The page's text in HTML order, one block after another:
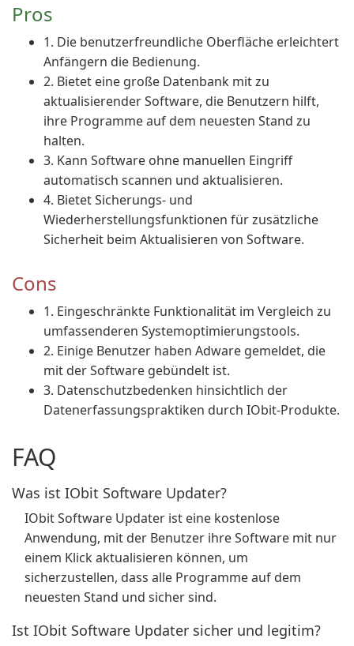
Pros
1. Die benutzerfreundliche Oberfläche erleichtert
Anfängern die Bedienung.
2. Bietet eine große Datenbank mit zu
aktualisierender Software, die Benutzern hilft,
ihre Programme auf dem neuesten Stand zu
halten.
3. Kann Software ohne manuellen Eingriff
automatisch scannen und aktualisieren.
4. Bietet Sicherungs- und
Wiederherstellungsfunktionen für zusätzliche
Sicherheit beim Aktualisieren von Software.
Cons
1. Eingeschränkte Funktionalität im Vergleich zu
umfassenderen Systemoptimierungstools.
2. Einige Benutzer haben Adware gemeldet, die
mit der Software gebündelt ist.
3. Datenschutzbedenken hinsichtlich der
Datenerfassungspraktiken durch IObit-Produkte.
FAQ
Was ist IObit Software Updater?
IObit Software Updater ist eine kostenlose
Anwendung, mit der Benutzer ihre Software mit nur
einem Klick aktualisieren können, um
sicherzustellen, dass alle Programme auf dem
neuesten Stand und sicher sind.
Ist IObit Software Updater sicher und legitim?